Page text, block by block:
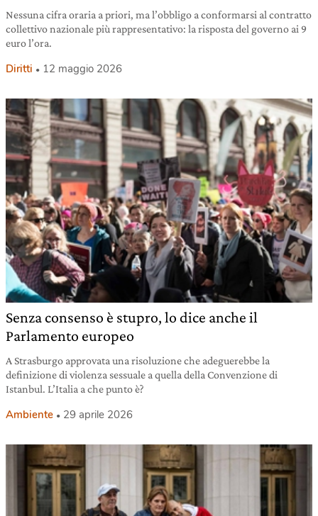
Nessuna cifra oraria a priori, ma l’obbligo a conformarsi al contratto
collettivo nazionale più rappresentativo: la risposta del governo ai 9
euro l’ora.
Diritti 12 maggio 2026
Senza consenso è stupro, lo dice anche il
Parlamento europeo
A Strasburgo approvata una risoluzione che adeguerebbe la
definizione di violenza sessuale a quella della Convenzione di
Istanbul. L’Italia a che punto è?
Ambiente 29 aprile 2026